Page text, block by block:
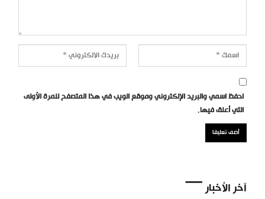
احفظ اسمي والبريد الإلكتروني وموقع الويب في هذا المتصفح للمرة الأولى
التي أعلق فيها.
آخر الأخبار